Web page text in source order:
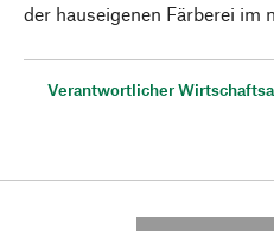
der hauseigenen Färberei im
Verantwortlicher